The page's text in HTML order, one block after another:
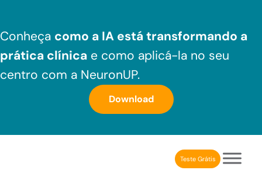
Conheça como a IA está transformando a
prática clínica e como aplicá-la no seu
centro com a NeuronUP.
Download
Aplicativo de estimulação cognitiva para profissionais
Teste Grátis